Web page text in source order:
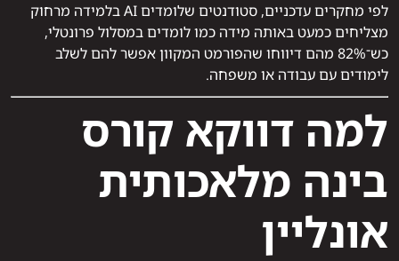
לפי מחקרים עדכניים, סטודנטים שלומדים AI בלמידה מרחוק
מצליחים כמעט באותה מידה כמו לומדים במסלול פרונטלי,
כש־82% מהם דיווחו שהפורמט המקוון אפשר להם לשלב
לימודים עם עבודה או משפחה.
למה דווקא קורס
בינה מלאכותית
אונליין